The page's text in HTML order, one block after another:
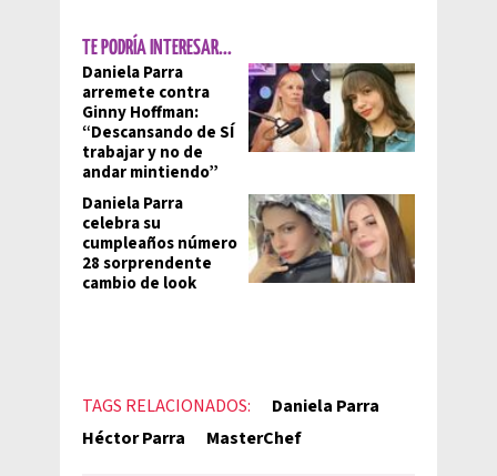
TE PODRÍA INTERESAR...
Daniela Parra
arremete contra
Ginny Hoffman:
“Descansando de SÍ
trabajar y no de
andar mintiendo”
Daniela Parra
celebra su
cumpleaños número
28 sorprendente
cambio de look
TAGS RELACIONADOS:
Daniela Parra
Héctor Parra
MasterChef